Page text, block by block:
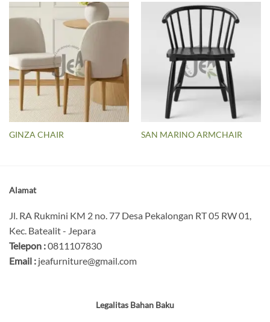
GINZA CHAIR SAN MARINO ARMCHAIR
Alamat
Jl. RA Rukmini KM 2 no. 77 Desa Pekalongan RT 05 RW 01,
Kec. Batealit - Jepara
Telepon :0811107830
Email : jeafurniture@gmail.com
Legalitas Bahan Baku